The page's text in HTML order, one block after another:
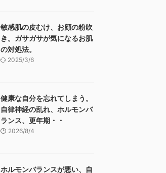
敏感肌の皮むけ、お顔の粉吹
き。ガサガサが気になるお肌
の対処法。
2025/3/6
健康な自分を忘れてしまう。
自律神経の乱れ、ホルモンバ
ランス、更年期・・
2026/8/4
ホルモンバランスが悪い、自